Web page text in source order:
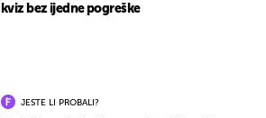
kviz bez ijedne pogreške
JESTE LI PROBALI?